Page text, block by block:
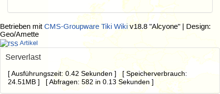
Betrieben mit CMS-Groupware Tiki Wiki v18.8 "Alcyone" | Design:
Geo/Amette
Artikel
Serverlast
[ Ausführungszeit: 0.42 Sekunden ] [ Speicherverbrauch:
24.51MB ] [ Abfragen: 582 in 0.13 Sekunden ]